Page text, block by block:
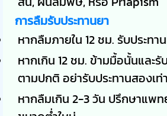
การลืมรับประทานยา
หากลืมภายใน 12 ชม. รับประท
หากเกิน 12 ชม. ข้ามมื้อนั้นและ
ตามปกติ อย่ารับประทานสองเท่า
หากลืมเกิน 2-3 วัน ปรึกษาแพท